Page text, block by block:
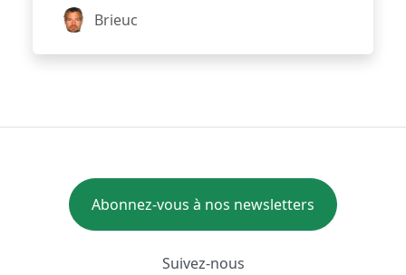
Brieuc
Abonnez-vous à nos newsletters
Suivez-nous